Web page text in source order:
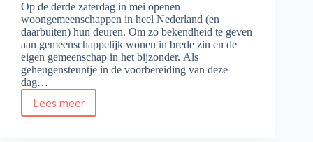
Op de derde zaterdag in mei openen
woongemeenschappen in heel Nederland (en
daarbuiten) hun deuren. Om zo bekendheid te geven
aan gemeenschappelijk wonen in brede zin en de
eigen gemeenschap in het bijzonder. Als
geheugensteuntje in de voorbereiding van deze
dag…
Lees meer
Checklist